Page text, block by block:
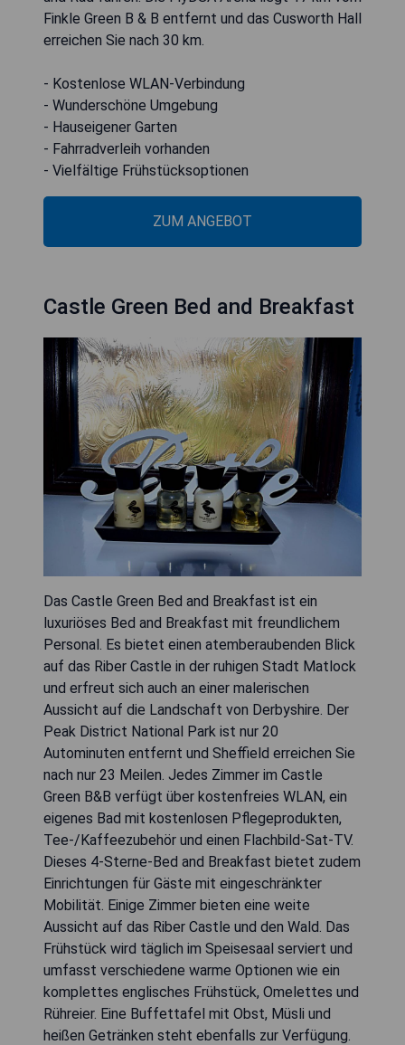
Finkle Green B & B entfernt und das Cusworth Hall
erreichen Sie nach 30 km.
- Kostenlose WLAN-Verbindung
- Wunderschöne Umgebung
- Hauseigener Garten
- Fahrradverleih vorhanden
- Vielfältige Frühstücksoptionen
ZUM ANGEBOT
Castle Green Bed and Breakfast
Das Castle Green Bed and Breakfast ist ein
luxuriöses Bed and Breakfast mit freundlichem
Personal. Es bietet einen atemberaubenden Blick
auf das Riber Castle in der ruhigen Stadt Matlock
und erfreut sich auch an einer malerischen
Aussicht auf die Landschaft von Derbyshire. Der
Peak District National Park ist nur 20
Autominuten entfernt und Sheffield erreichen Sie
nach nur 23 Meilen. Jedes Zimmer im Castle
Green B&B verfügt über kostenfreies WLAN, ein
eigenes Bad mit kostenlosen Pflegeprodukten,
Tee-/Kaffeezubehör und einen Flachbild-Sat-TV.
Dieses 4-Sterne-Bed and Breakfast bietet zudem
Einrichtungen für Gäste mit eingeschränkter
Mobilität. Einige Zimmer bieten eine weite
Aussicht auf das Riber Castle und den Wald. Das
Frühstück wird täglich im Speisesaal serviert und
umfasst verschiedene warme Optionen wie ein
komplettes englisches Frühstück, Omelettes und
Rühreier. Eine Buffettafel mit Obst, Müsli und
heißen Getränken steht ebenfalls zur Verfügung.